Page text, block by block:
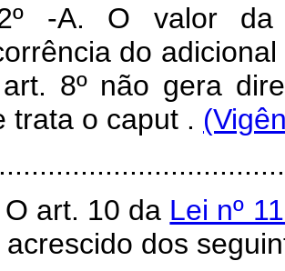
-A. O valor da
do
8º não gera
trata o caput .
O art. 10 da Lei nº
dos